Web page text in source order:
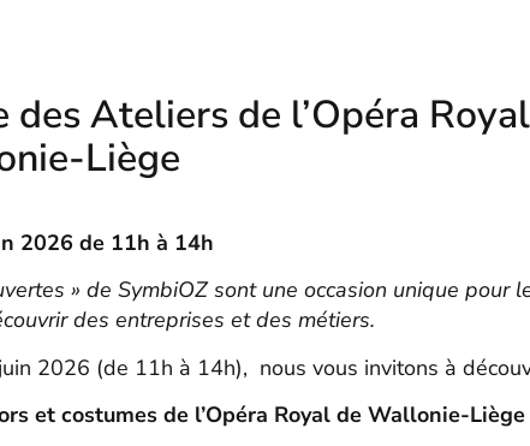
des Ateliers de l’Opéra
Liège
2026 de 11h à 14h
» de SymbiOZ sont une occasion unique pour
des entreprises et des métiers.
2026 (de 11h à 14h), nous vous invitons à
et costumes de l’Opéra Royal de Wallonie-